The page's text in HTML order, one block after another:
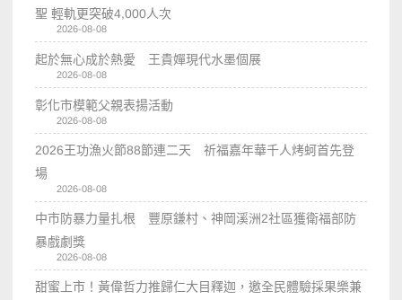
聖 輕軌更突破4,000人次
2026-08-08
起於無心成於熱愛 王貴嬋現代水墨個展
2026-08-08
彰化市模範父親表揚活動
2026-08-08
2026王功漁火節88節連二天 祈福嘉年華千人烤蚵首先登
場
2026-08-08
中市防暴力量扎根 豐原鎌村、神岡溪洲2社區獲衛福部防
暴戲劇獎
2026-08-08
甜蜜上市！黃偉哲力推歸仁大目釋迦，邀全民體驗採果樂兼